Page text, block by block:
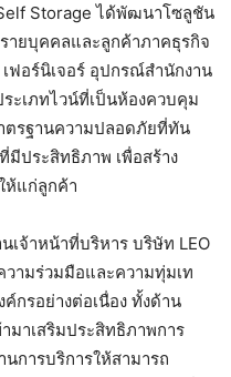
Storage ได้พัฒนาโซลูชัน
ายบุคคลและลูกค้าภาคธุรกิจ
ฟอร์นิเจอร์ อุปกรณ์สำนักงาน
ะเภทไวน์ที่เป็นห้องควบคุม
ตรฐานความปลอดภัยที่ทัน
ประสิทธิภาพ เพื่อสร้าง
ห้แก่ลูกค้า
เจ้าหน้าที่บริหาร บริษัท LEO
วามร่วมมือและความทุ่มเท
กรอย่างต่อเนื่อง ทั้งด้าน
มาเสริมประสิทธิภาพการ
การบริการให้สามารถ